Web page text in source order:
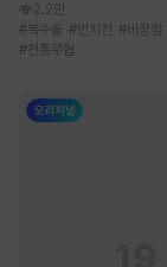
2.2만
#복수물 #먼치킨 #비장함
#전통무협